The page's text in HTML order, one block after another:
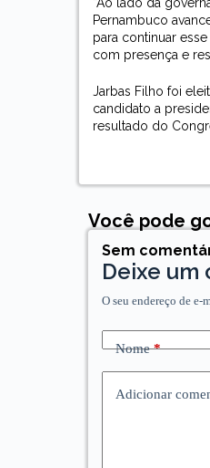
Pernambuco
para continuar
com presença e
Jarbas Filho foi
candidato a
resultado do
Você pode
Sem
Deixe um
O seu endereço de
Nome*
Adicionar